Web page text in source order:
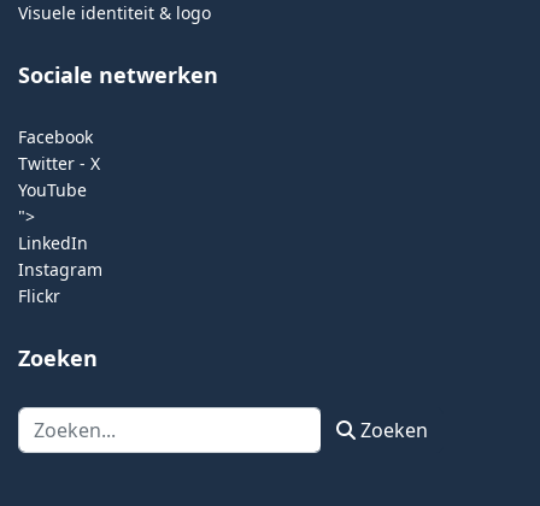
Visuele identiteit & logo
Sociale netwerken
Facebook
Twitter - X
YouTube
">
LinkedIn
Instagram
Flickr
Zoeken
Zoeken Zoeken